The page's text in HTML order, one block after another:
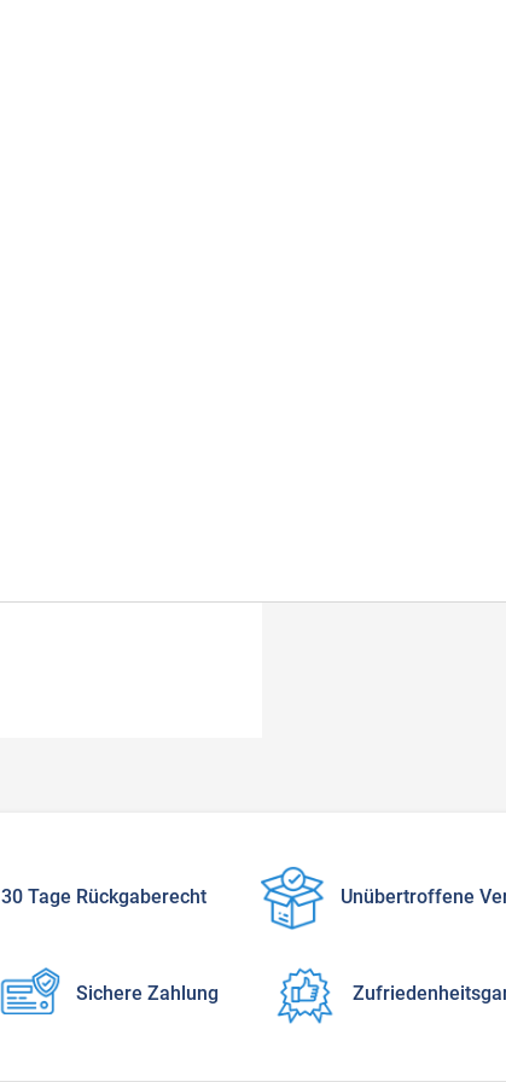
30 Tage Rückgaberecht Unübertroffene
Sichere Zahlung